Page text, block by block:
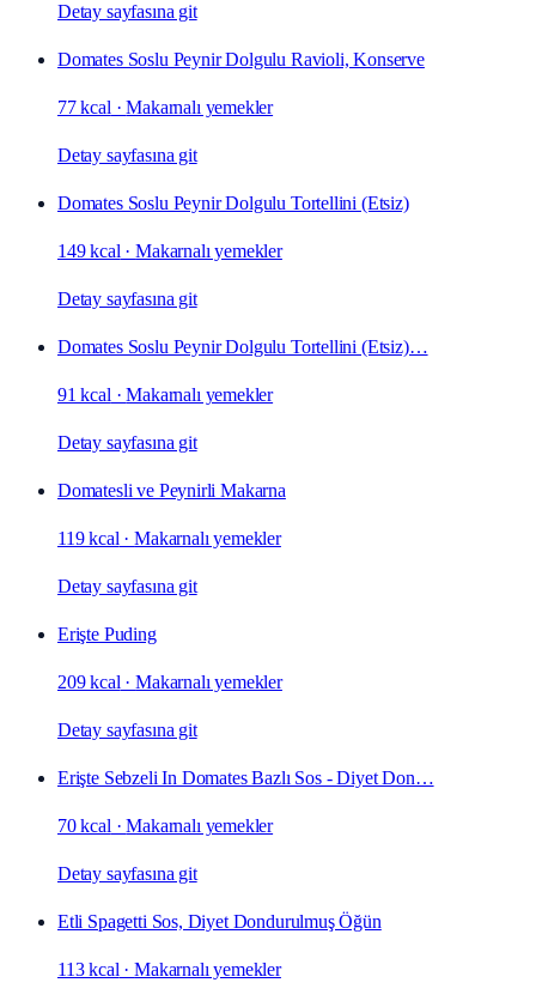
Detay sayfasına git
Domates Soslu Peynir Dolgulu Ravioli, Konserve
77 kcal ·Makarnalı yemekler
Detay sayfasına git
Domates Soslu Peynir Dolgulu Tortellini (Etsiz)
149 kcal ·Makarnalı yemekler
Detay sayfasına git
Domates Soslu Peynir Dolgulu Tortellini (Etsiz)…
91 kcal ·Makarnalı yemekler
Detay sayfasına git
Domatesli ve Peynirli Makarna
119 kcal ·Makarnalı yemekler
Detay sayfasına git
Erişte Puding
209 kcal ·Makarnalı yemekler
Detay sayfasına git
Erişte Sebzeli In Domates Bazlı Sos - Diyet Don…
70 kcal ·Makarnalı yemekler
Detay sayfasına git
Etli Spagetti Sos, Diyet Dondurulmuş Öğün
113 kcal ·Makarnalı yemekler